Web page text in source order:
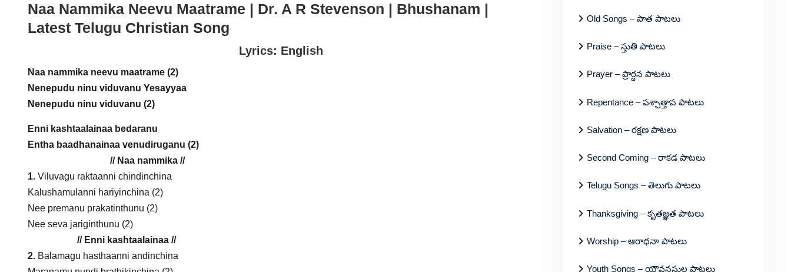
Naa Nammika Neevu Maatrame | Dr. A R Stevenson | Bhushanam |
Latest Telugu Christian Song
Lyrics: English
Naa nammika neevu maatrame (2)
Nenepudu ninu viduvanu Yesayyaa
Nenepudu ninu viduvanu (2)
Enni kashtaalainaa bedaranu
Entha baadhanainaa venudiruganu (2)
// Naa nammika //
1. Viluvagu raktaanni chindinchina
Kalushamulanni hariyinchina (2)
Nee premanu prakatinthunu (2)
Nee seva jariginthunu (2)
// Enni kashtaalainaa //
2. Balamagu hasthaanni andinchina
Old Songs – పాత పాటలు
Praise – స్తుతి పాటలు
Prayer – ప్రార్థన పాటలు
Repentance – పశ్చాత్తాప పాటలు
Salvation – రక్షణ పాటలు
Second Coming – రాకడ పాటలు
Telugu Songs – తెలుగు పాటలు
Thanksgiving – కృతజ్ఞత పాటలు
Worship – ఆరాధనా పాటలు
Youth Songs – యౌవనస్థుల పాటలు